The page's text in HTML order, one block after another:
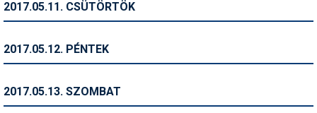
Síbérletárak
Sífelszerelés
2017.05.11. CSÜTÖRTÖK
2017.05.12. PÉNTEK
2017.05.13. SZOMBAT